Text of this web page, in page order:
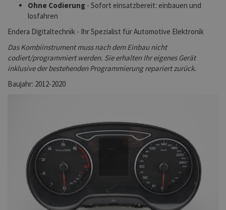
Ohne Codierung - Sofort einsatzbereit: einbauen und
losfahren
Endera Digitaltechnik - Ihr Spezialist für Automotive Elektronik
Das Kombiinstrument muss nach dem Einbau nicht
codiert/programmiert werden. Sie erhalten Ihr eigenes Gerät
inklusive der bestehenden Programmierung repariert zurück.
Baujahr: 2012-2020